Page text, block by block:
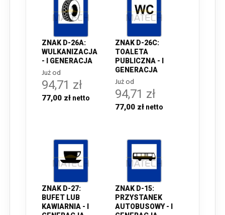
ZNAK D-26A:
WULKANIZACJA
- I GENERACJA
Już od
94,71 zł
77,00 zł
ZNAK D-26C:
TOALETA
PUBLICZNA - I
GENERACJA
Już od
94,71 zł
77,00 zł
ZNAK D-27:
BUFET LUB
KAWIARNIA - I
ZNAK D-15:
PRZYSTANEK
AUTOBUSOWY - I